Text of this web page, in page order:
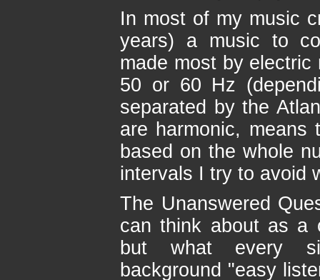
In most of my music
years) a music to
made most by
50 or 60 Hz
separated by the
are harmonic, means
based on the whole
intervals I try to avoid
The Unanswered
can think about as a
but what every
background "easy